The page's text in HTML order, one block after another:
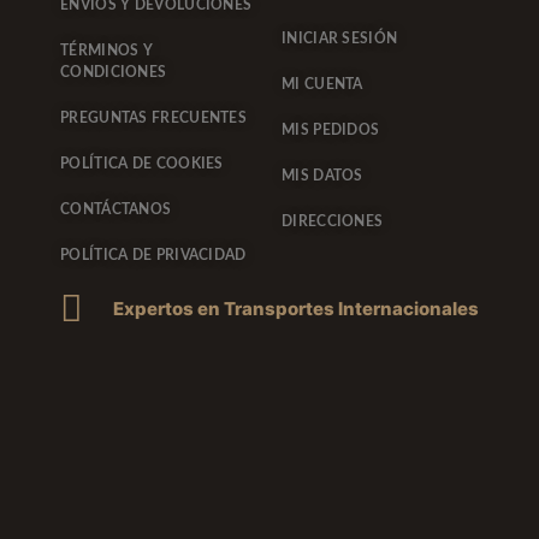
ENVÍOS Y DEVOLUCIONES
TÉRMINOS Y
CONDICIONES
PREGUNTAS FRECUENTES
POLÍTICA DE COOKIES
CONTÁCTANOS
POLÍTICA DE PRIVACIDAD
INICIAR SESIÓN
MI CUENTA
MIS PEDIDOS
MIS DATOS
DIRECCIONES
Expertos en Transportes Internacionales